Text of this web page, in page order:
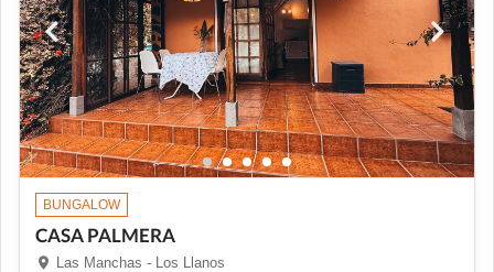
BUNGALOW
CASA PALMERA
Las Manchas - Los Llanos